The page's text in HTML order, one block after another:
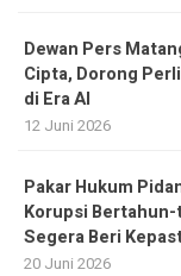
Dewan Pers
Cipta, Dorong
di Era AI
12 Juni 2026
Pakar Hukum
Korupsi
Segera Beri
20 Juni 2026